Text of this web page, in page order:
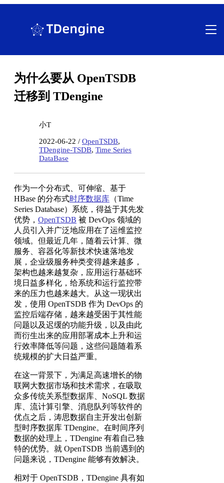
为什么要从 OpenTSDB
迁移到 TDengine
小T
2022-06-22 / OpenTSDB,
TDengine-TSDB, Time Series
DataBase
作为一个分布式、可伸缩、基于
HBase 的分布式时序数据库 （Time
Series Database）系统，得益于其先发
优势， OpenTSDB 被 DevOps 领域的
人员引入并广泛地应用在了运维监控
领域。但最近几年，随着云计算、微
服务、容器化等新技术快速落地发
展，企业级服务种类变得越来越多，
架构也越来越复杂，应用运行基础环
境日益多样化，给系统和运行监控带
来的压力也越来越大。从这一现状出
发，使用 OpenTSDB 作为 DevOps 的
监控后端存储，越来越受困于其性能
问题以及迟缓的功能升级，以及由此
而衍生出来的应用部署成本上升和运
行效率降低等问题，这些问题随着系
统规模的扩大日益严重。
在这一背景下，为满足高速增长的物
联网大数据市场和技术需求，在吸取
众多传统关系型数据库、NoSQL 数据
库、流计算引擎、消息队列等软件的
优点之后，涛思数据自主开发出创新
型时序数据库 TDengine。在时间序列
数据的处理上，TDengine 有着自己独
特的优势。就 OpenTSDB 当前遇到的
问题来说，TDengine 能够有效解决。
相对于 OpenTSDB，TDengine 具有如